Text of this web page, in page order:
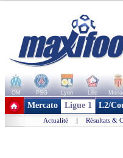
OM PSG Lyon Lille
+ de clubs
Mercato Ligue 1 L2/
Actualité | Résultats &